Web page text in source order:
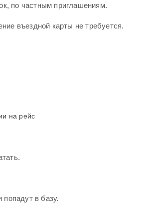
по частным приглашениям.
въездной карты не требуется.
на рейс
попадут в базу.